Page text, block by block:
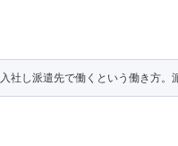
社し派遣先で働くという働き方